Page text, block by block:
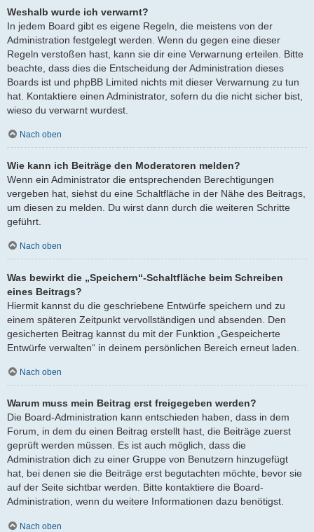
Weshalb wurde ich verwarnt?
In jedem Board gibt es eigene Regeln, die meistens von der
Administration festgelegt werden. Wenn du gegen eine dieser
Regeln verstoßen hast, kann sie dir eine Verwarnung erteilen. Bitte
beachte, dass dies die Entscheidung der Administration dieses
Boards ist und phpBB Limited nichts mit dieser Verwarnung zu tun
hat. Kontaktiere einen Administrator, sofern du die nicht sicher bist,
wieso du verwarnt wurdest.
Nach oben
Wie kann ich Beiträge den Moderatoren melden?
Wenn ein Administrator die entsprechenden Berechtigungen
vergeben hat, siehst du eine Schaltfläche in der Nähe des Beitrags,
um diesen zu melden. Du wirst dann durch die weiteren Schritte
geführt.
Nach oben
Was bewirkt die „Speichern“-Schaltfläche beim Schreiben
eines Beitrags?
Hiermit kannst du die geschriebene Entwürfe speichern und zu
einem späteren Zeitpunkt vervollständigen und absenden. Den
gesicherten Beitrag kannst du mit der Funktion „Gespeicherte
Entwürfe verwalten“ in deinem persönlichen Bereich erneut laden.
Nach oben
Warum muss mein Beitrag erst freigegeben werden?
Die Board-Administration kann entschieden haben, dass in dem
Forum, in dem du einen Beitrag erstellt hast, die Beiträge zuerst
geprüft werden müssen. Es ist auch möglich, dass die
Administration dich zu einer Gruppe von Benutzern hinzugefügt
hat, bei denen sie die Beiträge erst begutachten möchte, bevor sie
auf der Seite sichtbar werden. Bitte kontaktiere die Board-
Administration, wenn du weitere Informationen dazu benötigst.
Nach oben